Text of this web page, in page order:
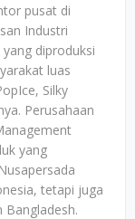
pusat di
Industri
diproduksi
luas
Silky
Perusahaan
yang
tetapi juga
Bangladesh.